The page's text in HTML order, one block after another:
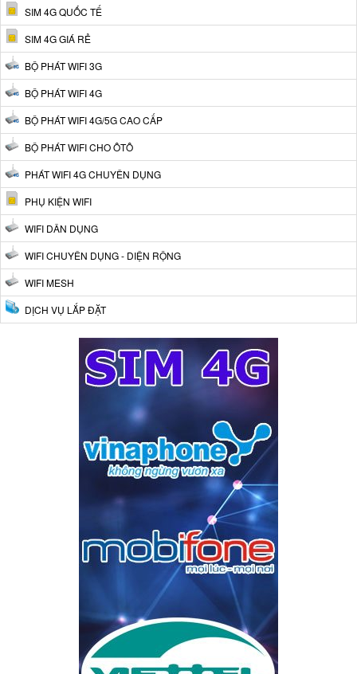
SIM 4G QUỐC TẾ
SIM 4G GIÁ RẺ
BỘ PHÁT WIFI 3G
BỘ PHÁT WIFI 4G
BỘ PHÁT WIFI 4G/5G CAO CẤP
BỘ PHÁT WIFI CHO ÔTÔ
PHÁT WIFI 4G CHUYÊN DỤNG
PHỤ KIỆN WIFI
WIFI DÂN DỤNG
WIFI CHUYÊN DỤNG - DIỆN RỘNG
WIFI MESH
DỊCH VỤ LẮP ĐẶT